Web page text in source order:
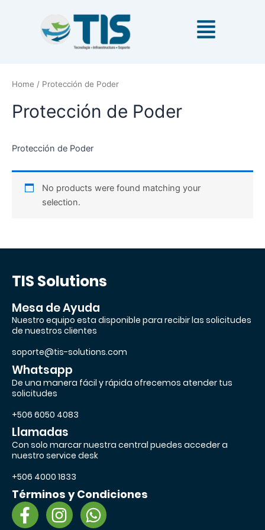
Home / Protección de Poder
Protección de Poder
Protección de Poder
No products were found matching your
selection.
TIS Solutions
Mesa de Ayuda
Nuestro equipo esta disponible para recibir las solicitudes
de nuestros clientes
soporte@tis-solutions.com
Whatsapp
De una manera fácil y rápida ofrecemos atender tus
solicitudes
+506 6050 4083
Llamadas
Con solo marcar nuestra central puedes acceder a
nuestro service desk
+506 4000 1833
Términos y Condiciones
F
I
W